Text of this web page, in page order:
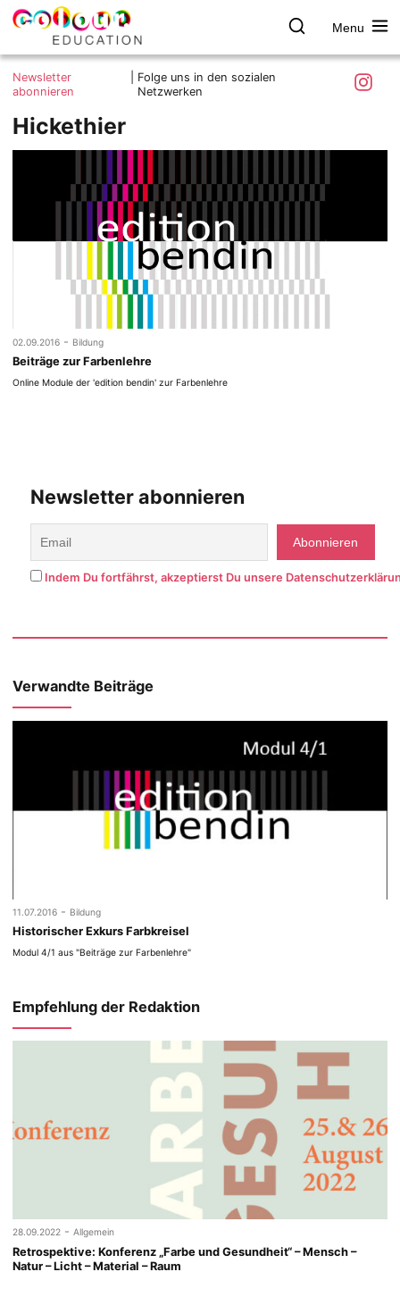
Skip
colour.education
Farbe
entdecken
Menu
Was ist colour.education?
Ziele und Mitmachen
Kontakt
Impressum
Newsletter
abonnieren
Folge uns in den sozialen
Netzwerken
Hickethier
02.09.2016 - Bildung
Beiträge zur Farbenlehre
Online Module der 'edition bendin' zur Farbenlehre
Newsletter abonnieren
Indem Du fortfährst, akzeptierst Du unsere
Verwandte Beiträge
11.07.2016 - Bildung
Historischer Exkurs Farbkreisel
Modul 4/1 aus "Beiträge zur Farbenlehre"
Empfehlung der Redaktion
28.09.2022 - Allgemein
Retrospektive: Konferenz „Farbe und Gesundheit“ – Mensch –
Natur – Licht – Material – Raum